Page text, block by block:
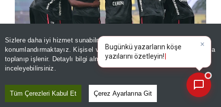
Sizlere daha iyi hizmet sunabilmek adına sitemizde
konumlandırmaktayız. Kişisel verileriniz, KVKK ve GDPR kapsamında
toplanıp işlenir. Detaylı bilgi almak içinAydınlatma Metnimizi
inceleyebilirsiniz.
Tüm Çerezleri Kabul Et Çerez Ayarlarına Git
Beşiktaş